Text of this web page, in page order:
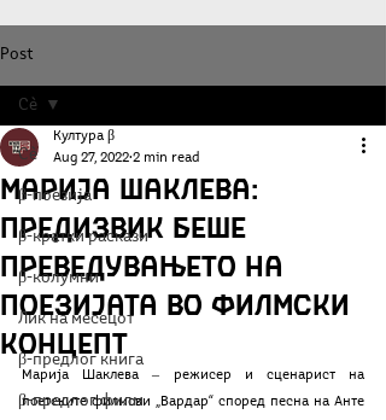
Post
Сè
β-поезија
β-кратки раскази
β-колумни
Лик на месецот
β-предлог книга
β-предлог филм
Сè
Марија Шаклева:
Предизвик беше
преведувањето на
поезијата во филмски
концепт
Култура β
Aug 27, 2022 2 min read
Марија Шаклева ‒ режисер и сценарист на
поетските филмови „Вардар“ според песна на Анте